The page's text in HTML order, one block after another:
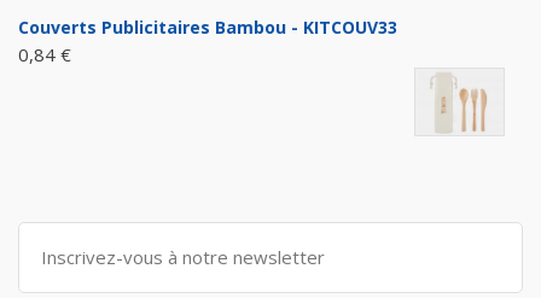
Couverts Publicitaires Bambou - KITCOUV33
0,84 €